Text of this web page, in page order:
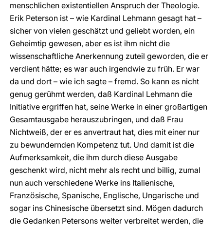
menschlichen existentiellen Anspruch der Theologie.
Erik Peterson ist – wie Kardinal Lehmann gesagt hat –
sicher von vielen geschätzt und geliebt worden, ein
Geheimtip gewesen, aber es ist ihm nicht die
wissenschaftliche Anerkennung zuteil geworden, die er
verdient hätte; es war auch irgendwie zu früh. Er war
da und dort – wie ich sagte – fremd. So kann es nicht
genug gerühmt werden, daß Kardinal Lehmann die
Initiative ergriffen hat, seine Werke in einer großartigen
Gesamtausgabe herauszubringen, und daß Frau
Nichtweiß, der er es anvertraut hat, dies mit einer nur
zu bewundernden Kompetenz tut. Und damit ist die
Aufmerksamkeit, die ihm durch diese Ausgabe
geschenkt wird, nicht mehr als recht und billig, zumal
nun auch verschiedene Werke ins Italienische,
Französische, Spanische, Englische, Ungarische und
sogar ins Chinesische übersetzt sind. Mögen dadurch
die Gedanken Petersons weiter verbreitet werden, die